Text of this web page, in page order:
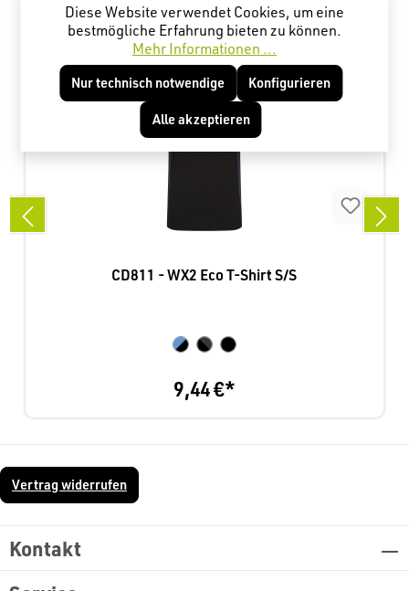
Produktgalerie überspringen
Kunden haben sich ebenfalls angesehen
CD811 - WX2 Eco T-Shirt S/S
9,44 €*
Vertrag widerrufen
Kontakt
Diese Website verwendet Cookies, um eine
bestmögliche Erfahrung bieten zu können.
Mehr Informationen ...
Nur technisch notwendige Konfigurieren
Alle akzeptieren